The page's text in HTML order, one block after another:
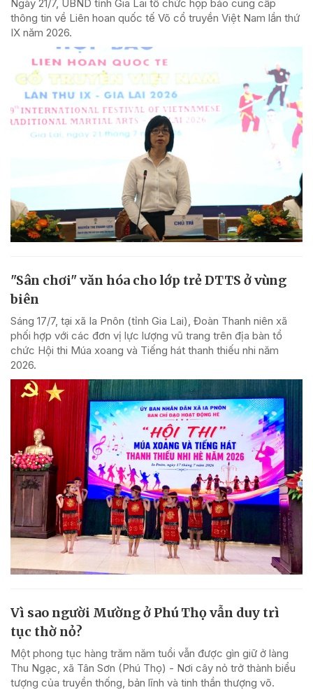
Ngày 21/7, UBND tỉnh Gia Lai tổ chức họp báo cung cấp
thông tin về Liên hoan quốc tế Võ cổ truyền Việt Nam lần thứ
IX năm 2026.
"Sân chơi" văn hóa cho lớp trẻ DTTS ở vùng
biên
Sáng 17/7, tại xã Ia Pnôn (tỉnh Gia Lai), Đoàn Thanh niên xã
phối hợp với các đơn vị lực lượng vũ trang trên địa bàn tổ
chức Hội thi Múa xoang và Tiếng hát thanh thiếu nhi năm
2026.
Vì sao người Mường ở Phú Thọ vẫn duy trì
tục thờ nỏ?
Một phong tục hàng trăm năm tuổi vẫn được gìn giữ ở làng
Thu Ngạc, xã Tân Sơn (Phú Thọ) - Nơi cây nỏ trở thành biểu
tượng của truyền thống, bản lĩnh và tinh thần thượng võ.